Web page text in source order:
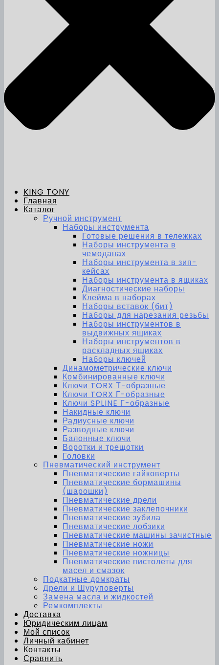
KING TONY
Главная
Каталог
Ручной инструмент
Наборы инструмента
Готовые решения в тележках
Наборы инструмента в
чемоданах
Наборы инструмента в зип-
кейсах
Наборы инструмента в ящиках
Диагностические наборы
Клейма в наборах
Наборы вставок (бит)
Наборы для нарезания резьбы
Наборы инструментов в
выдвижных ящиках
Наборы инструментов в
раскладных ящиках
Наборы ключей
Динамометрические ключи
Комбинированные ключи
Ключи TORX Т-образные
Ключи TORX Г-образные
Ключи SPLINE Г-образные
Накидные ключи
Радиусные ключи
Разводные ключи
Балонные ключи
Воротки и трещотки
Головки
Пневматический инструмент
Пневматические гайковерты
Пневматические бормашины
(шарошки)
Пневматические дрели
Пневматические заклепочники
Пневматические зубила
Пневматические лобзики
Пневматические машины зачистные
Пневматические ножи
Пневматические ножницы
Пневматические пистолеты для
масел и смазок
Подкатные домкраты
Дрели и Шуруповерты
Замена масла и жидкостей
Ремкомплекты
Доставка
Юридическим лицам
Мой список
Личный кабинет
Контакты
Сравнить